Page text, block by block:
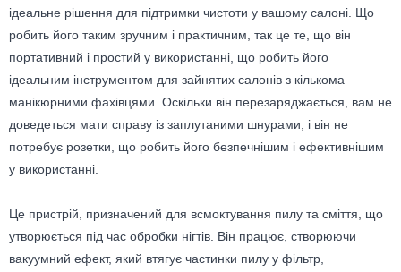
ідеальне рішення для підтримки чистоти у вашому салоні. Що
робить його таким зручним і практичним, так це те, що він
портативний і простий у використанні, що робить його
ідеальним інструментом для зайнятих салонів з кількома
манікюрними фахівцями. Оскільки він перезаряджається, вам не
доведеться мати справу із заплутаними шнурами, і він не
потребує розетки, що робить його безпечнішим і ефективнішим
у використанні.
Це пристрій, призначений для всмоктування пилу та сміття, що
утворюється під час обробки нігтів. Він працює, створюючи
вакуумний ефект, який втягує частинки пилу у фільтр,